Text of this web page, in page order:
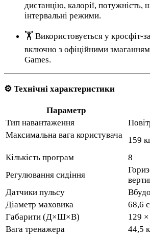
дистанцію, калорії, потужність,
інтервальні режими.
🏋️ Використовується у кросфіт-
включно з офіційними
Games.
⚙️ Технічні характеристики
Параметр
Тип навантаження
Максимальна вага користувача
159
Кількість програм
8
Регулювання сидіння
Датчики пульсу
Діаметр маховика
68,6
Габарити (Д×Ш×В)
129
Вага тренажера
44,5